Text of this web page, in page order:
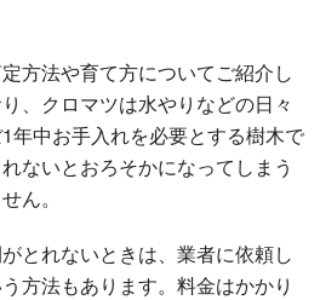
方法や育て方についてご紹介し
、クロマツは水やりなどの日々
年中お手入れを必要とする樹木で
ないとおろそかになってしまう
ん。
とれないときは、業者に依頼し
方法もあります。料金はかかり